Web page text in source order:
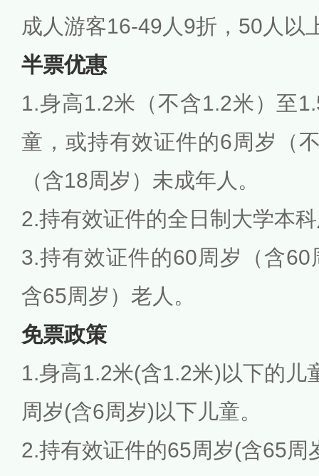
成人游客16-49人9折，50人以
半票优惠
1.身高1.2米（不含1.2米）至
童，或持有效证件的6周岁（
（含18周岁）未成年人。
2.持有效证件的全日制大学本
3.持有效证件的60周岁（含
含65周岁）老人。
免票政策
1.身高1.2米(含1.2米)以下的儿
周岁(含6周岁)以下儿童。
2.持有效证件的65周岁(含65周